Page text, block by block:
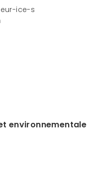
ice-s
environnementale